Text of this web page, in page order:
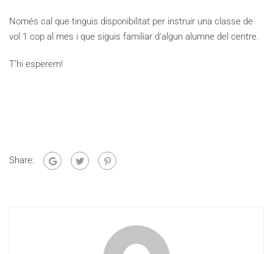
Només cal que tinguis disponibilitat per instruir una classe de
vol 1 cop al mes i que siguis familiar d’algun alumne del centre.
T’hi esperem!
Share: